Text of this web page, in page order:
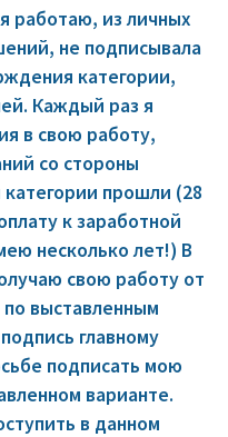
работаю, из личных
не подписывала
категории,
Каждый раз я
в свою работу,
со стороны
прошли (28
к заработной
несколько лет!) В
свою работу от
выставленным
главному
подписать мою
варианте.
в данном